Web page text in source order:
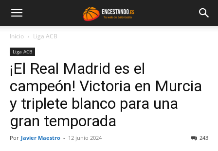
Inicio Liga ACB
Liga ACB
¡El Real Madrid es el
campeón! Victoria en Murcia
y triplete blanco para una
gran temporada
Por Javier Maestro - 12 junio 2024 243